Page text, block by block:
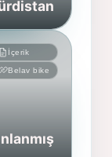
İçerik
Belav bike